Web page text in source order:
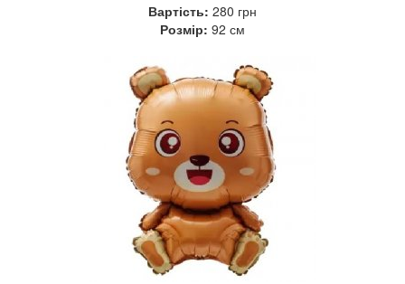
Вартість: 280 грн
Розмір: 92 см